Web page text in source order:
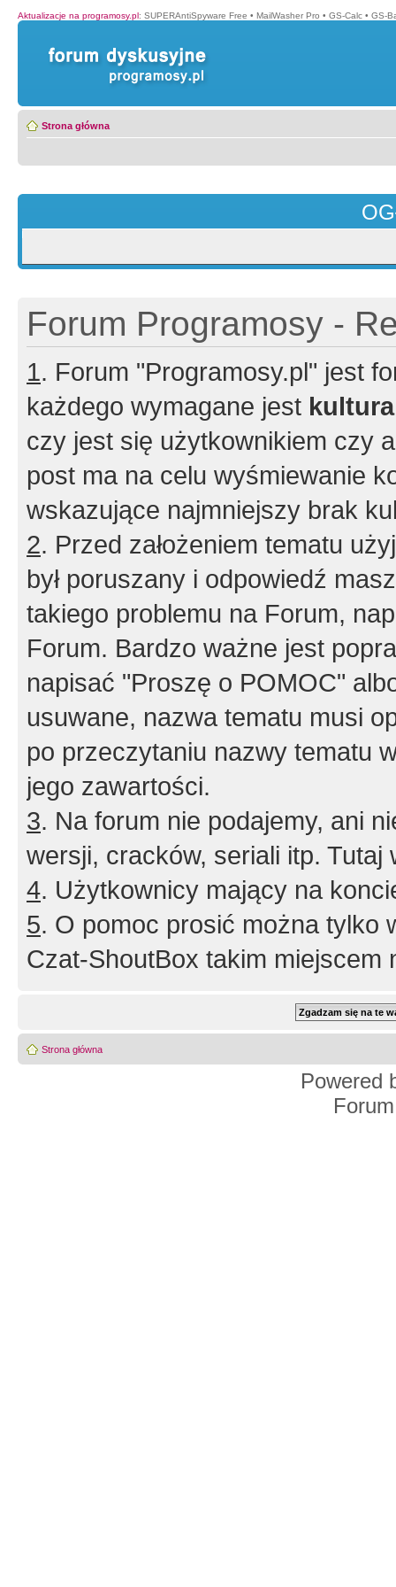
Aktualizacje na programosy.pl: SUPERAntiSpyware Free • MailWasher Pro • GS-Calc • GS-
Strona główna
Forum Programosy -
1. Forum "Programosy.pl" jest
każdego wymagane jest
czy jest się użytkownikiem czy
post ma na celu wyśmiewanie
wskazujące najmniejszy brak
2. Przed założeniem tematu
był poruszany i odpowiedź
takiego problemu na Forum,
Forum. Bardzo ważne jest
napisać "Proszę o POMOC"
usuwane, nazwa tematu musi
po przeczytaniu nazwy tematu
jego zawartości.
3. Na forum nie podajemy, ani
wersji, cracków, seriali itp. Tutaj
4. Użytkownicy mający na
5. O pomoc prosić można tylko
Czat-ShoutBox takim miejscem
Strona główna
Powered